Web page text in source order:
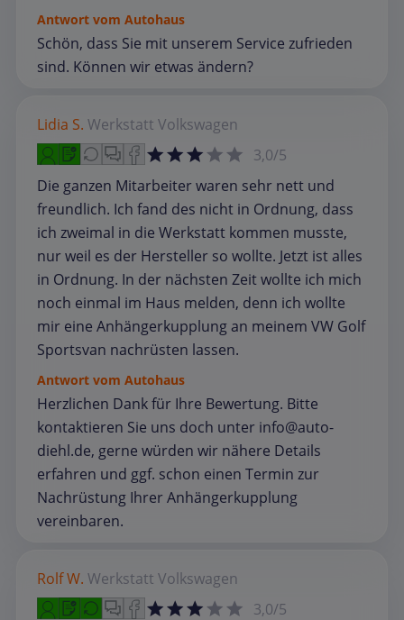
Antwort vom Autohaus
Schön, dass Sie mit unserem Service zufrieden
sind. Können wir etwas ändern?
Lidia S. Werkstatt Volkswagen
3,0/5
Die ganzen Mitarbeiter waren sehr nett und
freundlich. Ich fand des nicht in Ordnung, dass
ich zweimal in die Werkstatt kommen musste,
nur weil es der Hersteller so wollte. Jetzt ist alles
in Ordnung. In der nächsten Zeit wollte ich mich
noch einmal im Haus melden, denn ich wollte
mir eine Anhängerkupplung an meinem VW Golf
Sportsvan nachrüsten lassen.
Antwort vom Autohaus
Herzlichen Dank für Ihre Bewertung. Bitte
kontaktieren Sie uns doch unter info@auto-
diehl.de, gerne würden wir nähere Details
erfahren und ggf. schon einen Termin zur
Nachrüstung Ihrer Anhängerkupplung
vereinbaren.
Rolf W. Werkstatt Volkswagen
3,0/5